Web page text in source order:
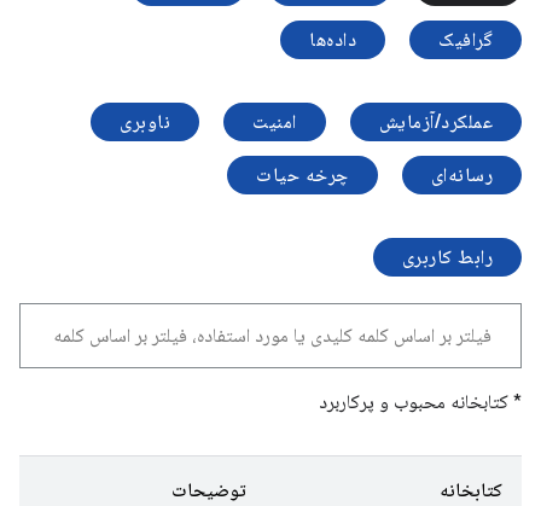
گرافیک داده‌ها
عملکرد/آزمایش امنیت ناوبری
رسانه‌ای چرخه حیات
رابط کاربری
* کتابخانه محبوب و پرکاربرد
کتابخانه توضیحات